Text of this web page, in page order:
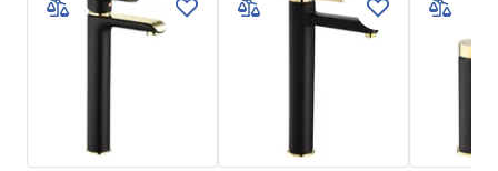
Izteces veids
Fiksēta
mm
Pārklājuma tehnoloģija
Electroplating
Uzstādīšanas instrukcijas
Faucet.pdf